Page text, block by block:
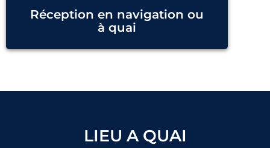
Réception en navigation ou
à quai
LIEU A QUAI